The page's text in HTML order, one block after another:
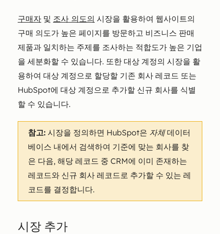
구매자 및 조사 의도의 시장을 활용하여 웹사이트의
구매 의도가 높은 페이지를 방문하고 비즈니스 판매
제품과 일치하는 주제를 조사하는 적합도가 높은 기업
을 세분화할 수 있습니다. 또한 대상 계정의 시장을 활
용하여 대상 계정으로 할당할 기존 회사 레코드 또는
HubSpot에 대상 계정으로 추가할 신규 회사를 식별
할 수 있습니다.
참고: 시장을 정의하면 HubSpot은 자체데이터
베이스 내에서 검색하여 기준에 맞는 회사를 찾
은 다음, 해당 레코드 중 CRM에 이미 존재하는
레코드와 신규 회사 레코드로 추가할 수 있는 레
코드를 결정합니다.
시장 추가